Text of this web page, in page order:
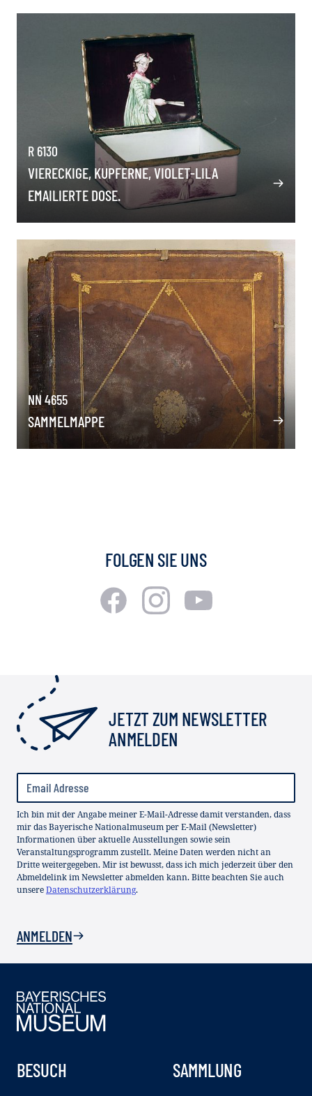
R 6130
VIERECKIGE, KUPFERNE, VIOLET-LILA
EMAILIERTE DOSE.
NN 4655
SAMMELMAPPE
FOLGEN SIE UNS
JETZT ZUM NEWSLETTER
ANMELDEN
Ich bin mit der Angabe meiner E-Mail-Adresse damit verstanden, dass
mir das Bayerische Nationalmuseum per E-Mail (Newsletter)
Informationen über aktuelle Ausstellungen sowie sein
Veranstaltungsprogramm zustellt. Meine Daten werden nicht an
Dritte weitergegeben. Mir ist bewusst, dass ich mich jederzeit über den
Abmeldelink im Newsletter abmelden kann. Bitte beachten Sie auch
unsereDatenschutzerklärung.
ANMELDEN
BESUCH SAMMLUNG